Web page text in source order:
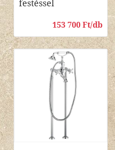
festéssel
153 700 Ft/db